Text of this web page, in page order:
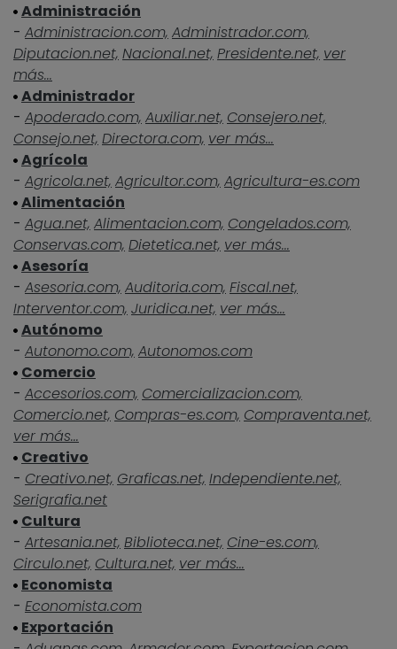
Administración
- Administracion.com, Administrador.com,
Diputacion.net, Nacional.net, Presidente.net, ver
más...
Administrador
- Apoderado.com, Auxiliar.net, Consejero.net,
Consejo.net, Directora.com, ver más...
Agrícola
- Agricola.net, Agricultor.com, Agricultura-es.com
Alimentación
- Agua.net, Alimentacion.com, Congelados.com,
Conservas.com, Dietetica.net, ver más...
Asesoría
- Asesoria.com, Auditoria.com, Fiscal.net,
Interventor.com, Juridica.net, ver más...
Autónomo
- Autonomo.com, Autonomos.com
Comercio
- Accesorios.com, Comercializacion.com,
Comercio.net, Compras-es.com, Compraventa.net,
ver más...
Creativo
- Creativo.net, Graficas.net, Independiente.net,
Serigrafia.net
Cultura
- Artesania.net, Biblioteca.net, Cine-es.com,
Circulo.net, Cultura.net, ver más...
Economista
- Economista.com
Exportación